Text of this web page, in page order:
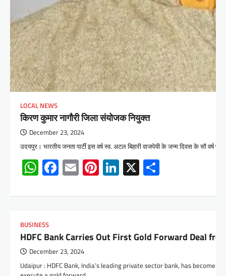
LOCAL NEWS
किरण कुमार नागौरी जिला संयोजक नियुक्त
December 23, 2024
उदयपुर। भारतीय जनता पार्टी इस वर्ष स्व. अटल बिहारी वाजपेयी के जन्म दिवस के सौ वर्ष पूरे
WhatsApp
Facebook
EmailPinterest
LinkedIn
X
BUSINESS
HDFC Bank Carries Out First Gold Forward Deal
December 23, 2024
Udaipur : HDFC Bank, India’s leading private sector bank, has become